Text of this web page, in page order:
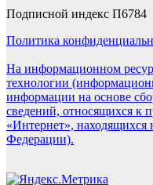
Подписной индекс П6784
Политика
На информационном
технологии
информации на основе
сведений, относящихся к
«Интернет», находящихся
Федерации).